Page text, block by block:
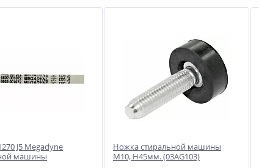
J5 Megadyne
машины
Ножка стиральной машины
M10, H45мм. (03AG103)